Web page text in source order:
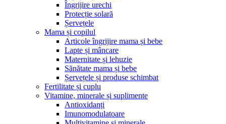
Îngrijire urechi
Protecție solară
Șervețele
Mama și copilul
Articole îngrijire mama și bebe
Lapte și mâncare
Maternitate și lehuzie
Sănătate mama și bebe
Șervețele și produse schimbat
Fertilitate și cuplu
Vitamine, minerale și suplimente
Antioxidanți
Imunomodulatoare